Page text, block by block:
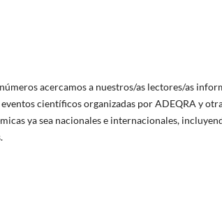
acercamos a nuestros/as lectores/as
científicos organizadas por ADEQRA y
ya sea nacionales e internacionales,